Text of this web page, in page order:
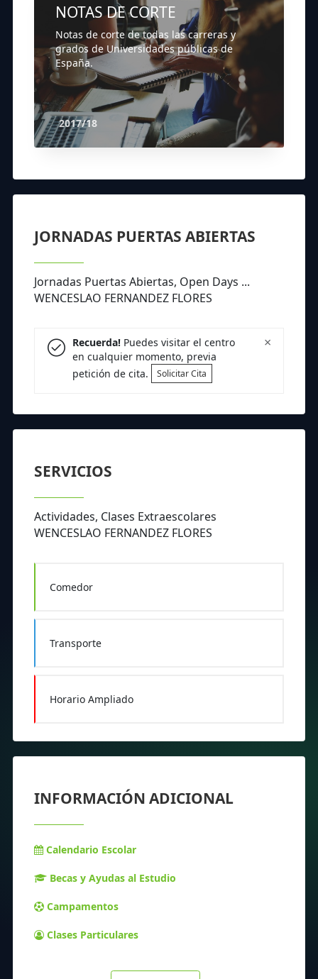
NOTAS DE CORTE
Notas de corte de todas las carreras y
grados de Universidades públicas de
España.
2017/18
JORNADAS PUERTAS ABIERTAS
Jornadas Puertas Abiertas, Open Days ...
WENCESLAO FERNANDEZ FLORES
×
Recuerda!Puedes visitar el centro
en cualquier momento, previa
petición de cita.
Solicitar Cita
SERVICIOS
Actividades, Clases Extraescolares
WENCESLAO FERNANDEZ FLORES
Comedor
Transporte
Horario Ampliado
INFORMACIÓN ADICIONAL
Calendario Escolar
Becas y Ayudas al Estudio
Campamentos
Clases Particulares